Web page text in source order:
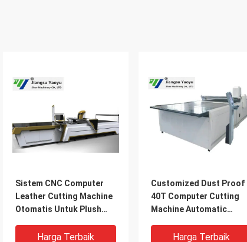
Sistem CNC Computer
Leather Cutting Machine
Otomatis Untuk Plush
Harga Terbaik
Customized Dust Proof
40T Computer Cutting
Machine Automatic
Harga Terbaik